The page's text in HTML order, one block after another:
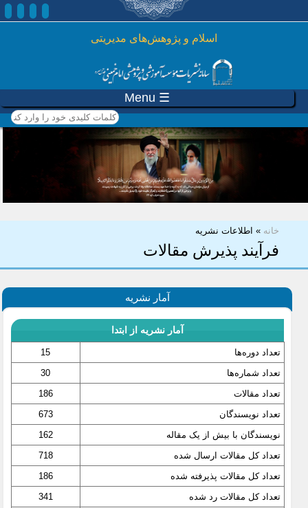
رفتن به محتوای اصلی
اسلام و پژوهش‌های مدیریتی
☰ Menu
کلمات کلیدی خود را وارد
کنید
شما اینجا هستید
خانه » اطلاعات نشریه
فرآیند پذیرش مقالات
آمار نشریه
آمار نشریه از ابتدا
تعداد دوره‌ها
15
تعداد شماره‌ها
30
تعداد مقالات
186
تعداد نویسندگان
673
نویسندگان با بیش از یک مقاله
162
تعداد کل مقالات ارسال شده
718
تعداد کل مقالات پذیرفته شده
186
تعداد کل مقالات رد شده
341